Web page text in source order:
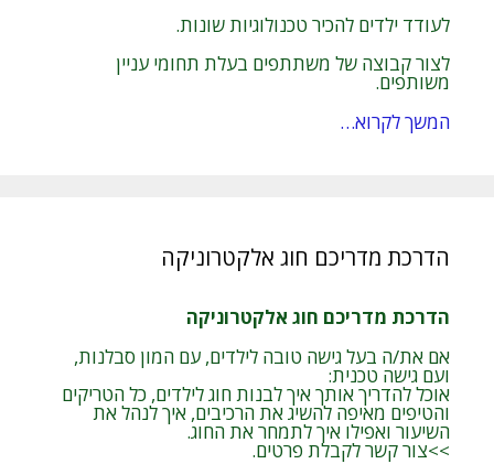
לעודד ילדים להכיר טכנולוגיות שונות.
לצור קבוצה של משתתפים בעלת תחומי עניין
משותפים.
המשך לקרוא…
הדרכת מדריכם חוג אלקטרוניקה
הדרכת מדריכם חוג אלקטרוניקה
אם את/ה בעל גישה טובה לילדים, עם המון סבלנות,
ועם גישה טכנית:
אוכל להדריך אותך איך לבנות חוג לילדים, כל הטריקים
והטיפים מאיפה להשיג את הרכיבים, איך לנהל את
השיעור ואפילו איך לתמחר את החוג.
>>צור קשר לקבלת פרטים.